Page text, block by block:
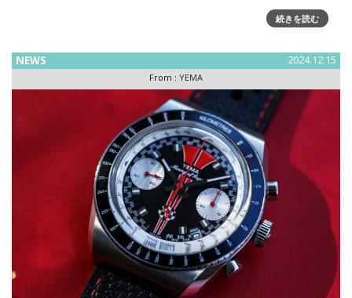
続きを読む
NEWS 2024.12.15
From : YEMA